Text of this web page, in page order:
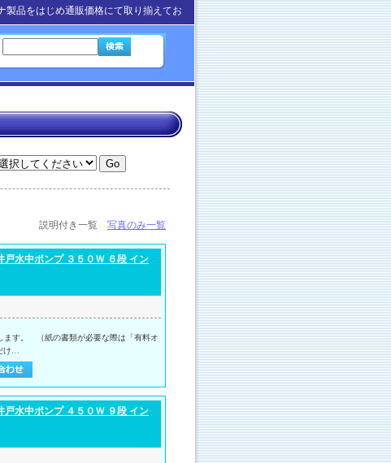
製品をはじめ通販価格にて取り揃えてお
説明付き一覧 写真のみ一覧
水中ポンプ ３５０Ｗ ６段 イン
ます。 （紙の書類が必要な際は「有料オ
け…
水中ポンプ ４５０Ｗ ９段 イン